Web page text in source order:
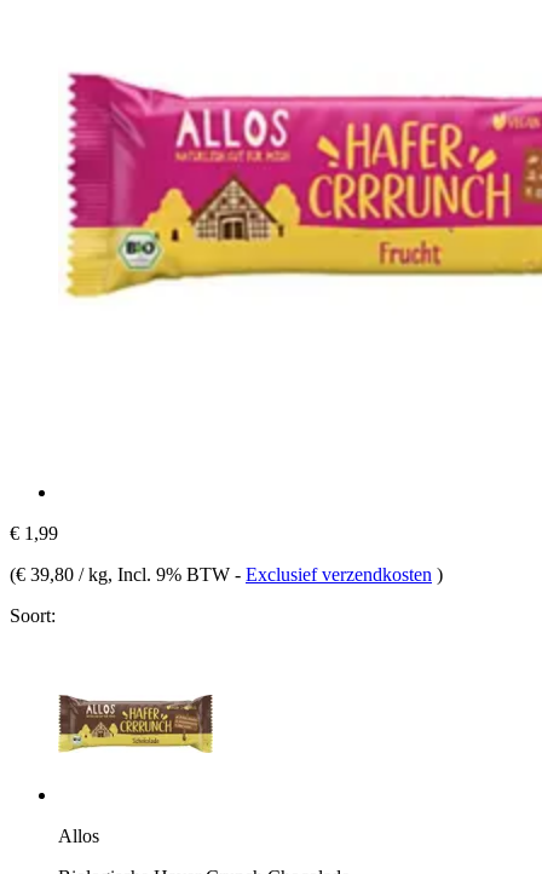
€ 1,99
(€ 39,80 / kg, Incl. 9% BTW - Exclusief verzendkosten )
Soort:
Allos